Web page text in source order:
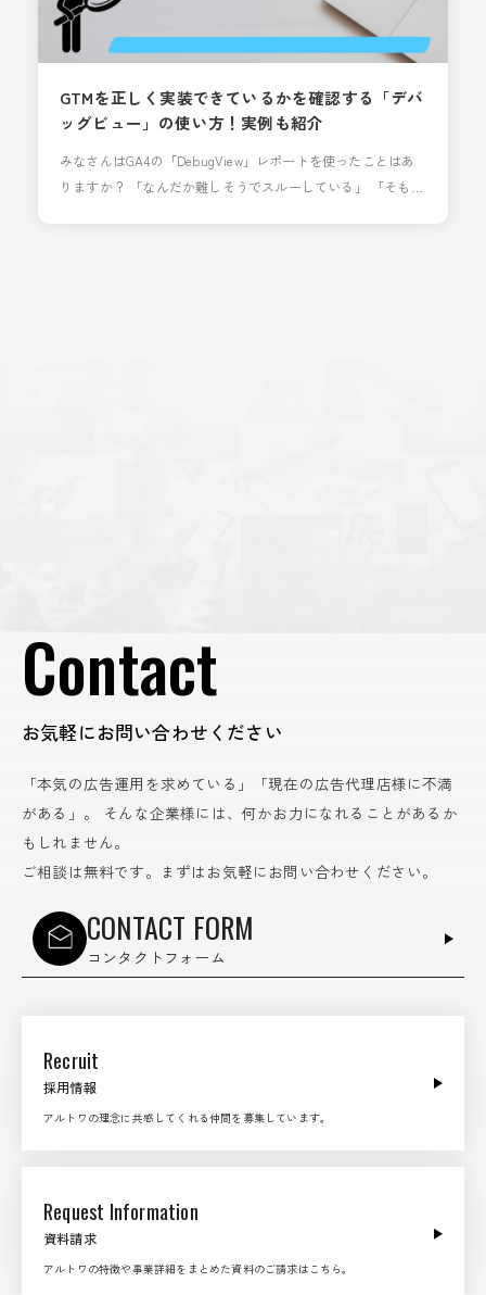
GTMを正しく実装できているかを確認する「デバ
ッグビュー」の使い方！実例も紹介
みなさんはGA4の「DebugView」レポートを使ったことはあ
りますか？ 「なんだか難しそうでスルーしている」 「そもそ
Contact
お気軽にお問い合わせください
「本気の広告運用を求めている」「現在の広告代理店様に不満
がある」。
そんな企業様には、何かお力になれることがあるか
もしれません。
ご相談は無料です。まずはお気軽にお問い合わせください。
CONTACT FORM
コンタクトフォーム
Recruit
採用情報
アルトワの理念に共感してくれる仲間を募集しています。
Request Information
資料請求
アルトワの特徴や事業詳細をまとめた資料のご請求はこちら。